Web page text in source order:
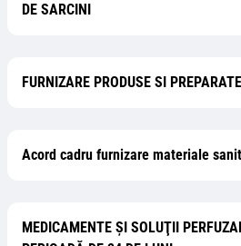
DE SARCINI
FURNIZARE PRODUSE SI
Acord cadru furnizare materiale
MEDICAMENTE ŞI SOLUŢII